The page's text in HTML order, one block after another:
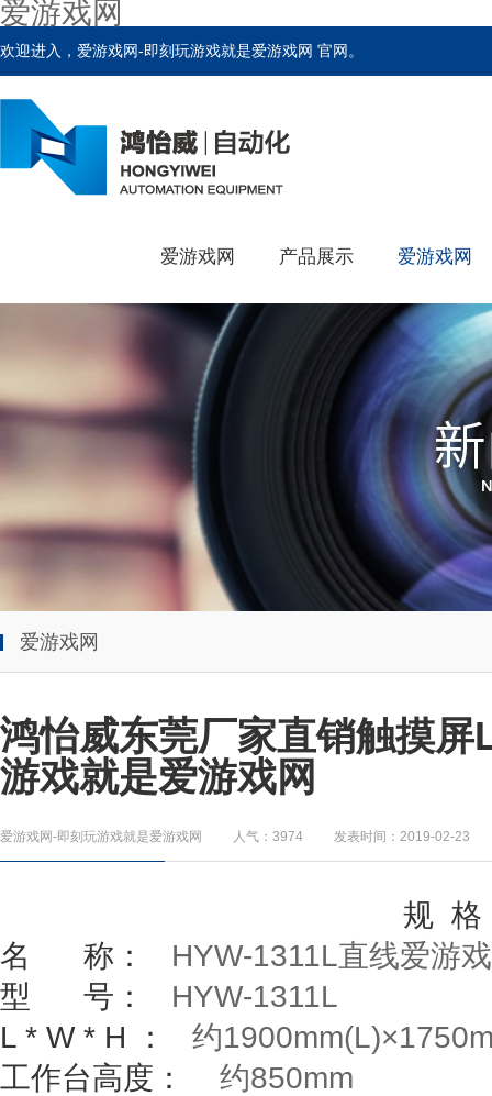
爱游戏网
欢迎进入，爱游戏网-即刻玩游戏就是爱游戏网 官网。
爱游戏网 产品展示 爱游戏网
爱游戏网
鸿怡威东莞厂家直销触摸
游戏就是爱游戏网
爱游戏网-即刻玩游戏就是爱游戏网 人气：3974 发表时间：2019-02-23
规 格
名
称： HYW-1311L直线爱游
型
号：
HYW-1311L
L * W * H
： 约1900mm(L)×
工作台高度：
约850mm